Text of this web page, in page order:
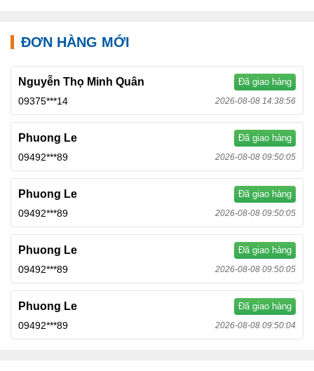
ĐƠN HÀNG MỚI
Nguyễn Thọ Minh Quân Đã giao hàng
09375***14 2026-08-08 14:38:56
Phuong Le Đã giao hàng
09492***89 2026-08-08 09:50:05
Phuong Le Đã giao hàng
09492***89 2026-08-08 09:50:05
Phuong Le Đã giao hàng
09492***89 2026-08-08 09:50:05
Phuong Le Đã giao hàng
09492***89 2026-08-08 09:50:04